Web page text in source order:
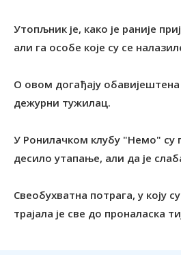
Утопљник је, како је раније
али га особе које су се
О овом догађају
дежурни тужилац.
У Ронилачком клубу "Немо" су
десило утапање, али да је
Свеобухватна потрага, у коју
трајала је све до проналаска